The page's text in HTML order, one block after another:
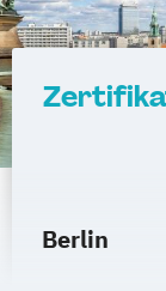
Berlin